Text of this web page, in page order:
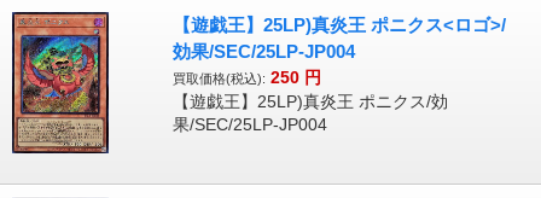
【遊戯王】25LP)真炎王 ポニクス<ロゴ>/
効果/SEC/25LP-JP004
買取価格(税込): 250 円
【遊戯王】25LP)真炎王 ポニクス/効
果/SEC/25LP-JP004